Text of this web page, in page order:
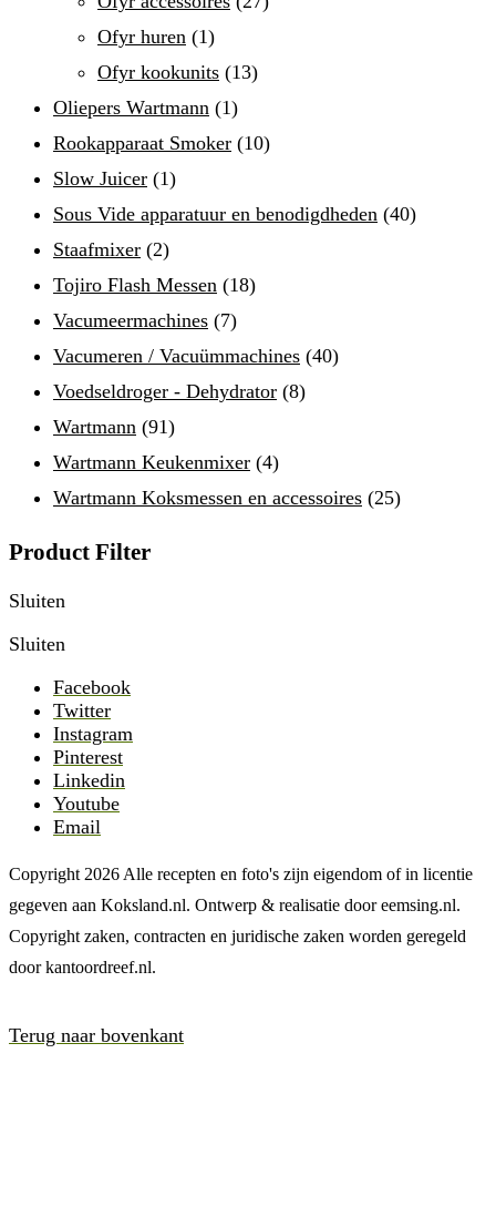
Ofyr huren (1)
Ofyr kookunits (13)
Oliepers Wartmann (1)
Rookapparaat Smoker (10)
Slow Juicer (1)
Sous Vide apparatuur en benodigdheden (40)
Staafmixer (2)
Tojiro Flash Messen (18)
Vacumeermachines (7)
Vacumeren / Vacuümmachines (40)
Voedseldroger - Dehydrator (8)
Wartmann (91)
Wartmann Keukenmixer (4)
Wartmann Koksmessen en accessoires (25)
Product Filter
Sluiten
Sluiten
Facebook
Twitter
Instagram
Pinterest
Linkedin
Youtube
Email
Copyright 2026 Alle recepten en foto's zijn eigendom of in licentie
gegeven aan Koksland.nl. Ontwerp & realisatie door eemsing.nl.
Copyright zaken, contracten en juridische zaken worden geregeld
door kantoordreef.nl.
Terug naar bovenkant